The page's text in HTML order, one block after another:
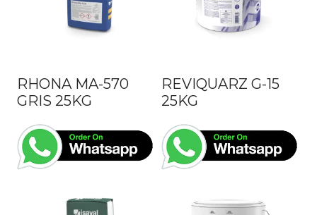
RHONA MA-570
GRIS 25KG
REVIQUARZ G-15
25KG